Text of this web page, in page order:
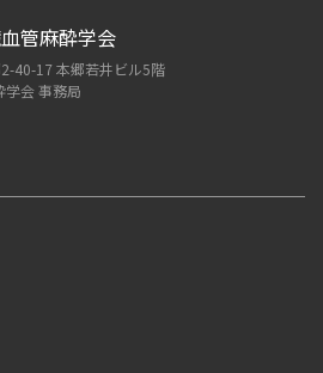
管麻酔学会
40-17 本郷若井ビル5階
学会 事務局